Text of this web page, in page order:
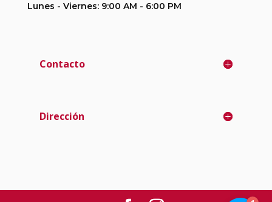
Lunes - Viernes: 9:00 AM - 6:00 PM
Contacto
Dirección